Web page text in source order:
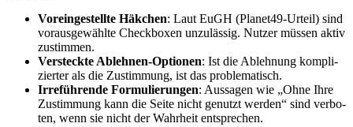
Vor­ein­ge­stell­te Häk­chen: Laut EuGH (Pla­ne­t49-Urteil) sind
vor­ausge­wähl­te Check­bo­xen unzu­läs­sig. Nut­zer müs­sen aktiv
zustim­men.
Ver­steck­te Ableh­nen-Optio­nen: Ist die Ableh­nung kom­pli­
zier­ter als die Zustim­mung, ist das pro­ble­ma­tisch.
Irre­füh­ren­de For­mu­lie­run­gen: Aus­sa­gen wie „Ohne Ihre
Zustim­mung kann die Sei­te nicht genutzt wer­den“ sind ver­bo­
ten, wenn sie nicht der Wahr­heit ent­spre­chen.